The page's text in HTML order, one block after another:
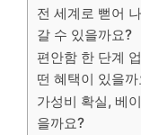
전 세계로 뻗어
갈 수 있을까요?
편안함 한 단계
떤 혜택이 있을
가성비 확실, 베
을까요?